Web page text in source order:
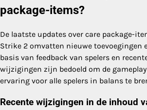
package-items?
De laatste updates over care package-
Strike 2 omvatten nieuwe toevoegingen
basis van feedback van spelers en
wijzigingen zijn bedoeld om de
ervaring voor alle spelers in balans te
Recente wijzigingen in de inhoud